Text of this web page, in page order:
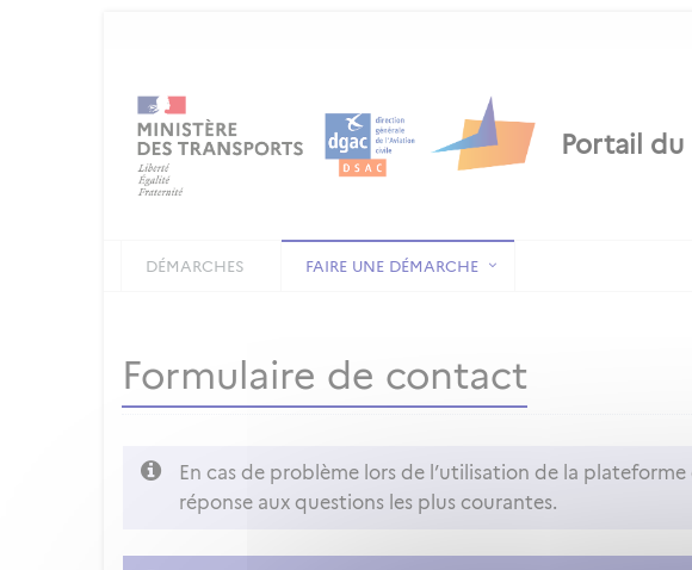
DÉMARCHES FAIRE UNE DÉMARCHE
Formulaire de contact
En cas de problème lors de l’utilisation de la
réponse aux questions les plus courantes.